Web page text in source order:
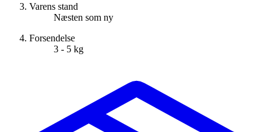
Varens stand
Næsten som ny
Forsendelse
3 - 5 kg